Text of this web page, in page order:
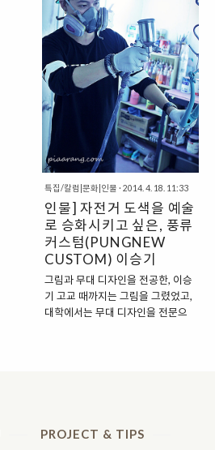
Holiday)를 준비하면서 무척이나
그 말을 실감했었다. 매년 초마다 올
라왔던 모집 공고가 여름이 되어서
야 공지되면서 모든 계획이 틀어졌
었다. 덕분에 내가 얼마나 절박한지
를 깨달을 수 있었고, 좌절도 많이
했다. 돌이켜보면 그 모든 것들이 나
를 성장시키는 계기였다. 친구 캐나
다에서 일하면서 살기 시작한 지 한
달하고 보름이 지났을 때다. 내 페이
스북 계정에 친구 신청이 들어왔다.
프로필을 확인해보니 나와 같은 캐
나다의 캘..
특집/칼럼|문화|인물 · 2014. 4. 18. 11:33
인물] 자전거 도색을 예술
로 승화시키고 싶은, 풍류
커스텀(PUNGNEW
CUSTOM) 이승기
그림과 무대 디자인을 전공한, 이승
기 고교 때까지는 그림을 그렸었고,
대학에서는 무대 디자인을 전문으
있으니 자전거 도색을 해보는 게 어
PROJECT & TIPS